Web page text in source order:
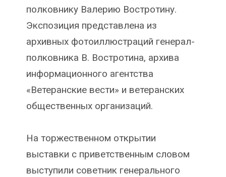
полковнику Валерию Востротину.
Экспозиция представлена из
архивных фотоиллюстраций генерал-
полковника В. Востротина, архива
информационного агентства
«Ветеранские вести» и ветеранских
общественных организаций.
На торжественном открытии
выставки с приветственным словом
выступили советник генерального